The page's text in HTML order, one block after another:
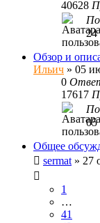
40628
24
Обзор и
Ильич » 05
0
17617
05
Общее
sermat » 27
1
…
41